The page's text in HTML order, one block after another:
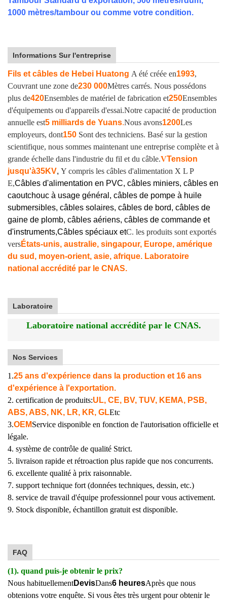
1000 mètres/tambour ou comme votre condition.
Informations Sur l'entreprise
Fils et câbles de Hebei Huatong A été créée en1993,
Couvrant une zone de230 000Mètres carrés. Nous possédons
plus de420Ensembles de matériel de fabrication et250Ensembles
d'équipements ou d'appareils d'essai.Notre capacité de production
annuelle est5 milliards de Yuans.Nous avons1200Les
employeurs, dont150 Sont des techniciens. Basé sur la gestion
scientifique, nous sommes maintenant une entreprise complète et à
grande échelle dans l'industrie du fil et du câble.VTension
jusqu'à35KV, Y compris les câbles d'alimentation X L P
E,Câbles d'alimentation en PVC, câbles miniers, câbles en
caoutchouc à usage général, câbles de pompe à huile
submersibles, câbles solaires, câbles de bord, câbles de
gaine de plomb, câbles aériens, câbles de commande et
d'instruments,Câbles spéciaux etC. les produits sont exportés
versÉtats-unis, australie, singapour, Europe, amérique
du sud, moyen-orient, asie, afrique. Laboratoire
national accrédité par le CNAS.
Laboratoire
Laboratoire national accrédité par le CNAS.
Nos Services
1.25 ans d'expérience dans la production et 16 ans
d'expérience à l'exportation.
2. certification de produits:UL, CE, BV, TUV, KEMA, PSB,
ABS, ABS, NK, LR, KR, GLEtc
3.OEMService disponible en fonction de l'autorisation officielle et
légale.
4. système de contrôle de qualité Strict.
5. livraison rapide et rétroaction plus rapide que nos concurrents.
6. excellente qualité à prix raisonnable.
7. support technique fort (données techniques, dessin, etc.)
8. service de travail d'équipe professionnel pour vous activement.
9. Stock disponible, échantillon gratuit est disponible.
FAQ
(1). quand puis-je obtenir le prix?
Nous habituellementDevisDans6 heuresAprès que nous
obtenions votre enquête. Si vous êtes très urgent pour obtenir le